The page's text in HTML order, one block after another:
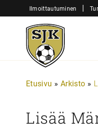
sisältöön
Ilmoittautuminen |
Sjk-
Juniorit
Etusivu » Arkisto »
Lisää